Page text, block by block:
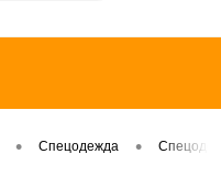
• Спецодежда •